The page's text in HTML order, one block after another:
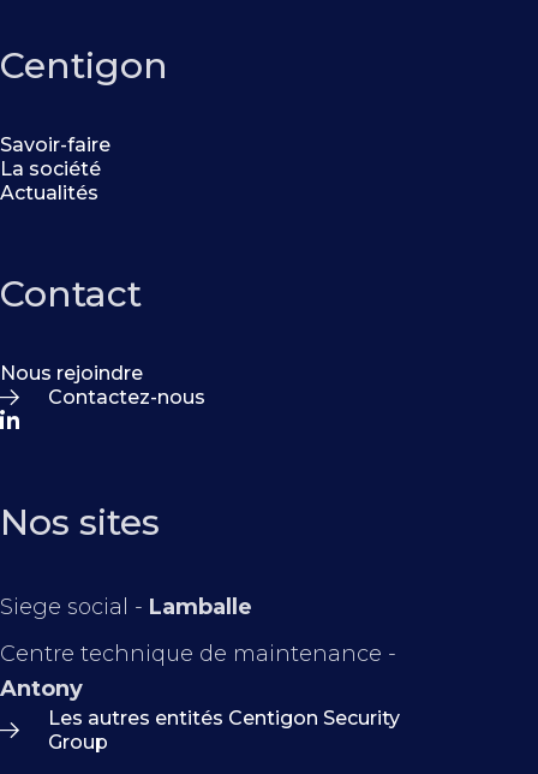
Centigon
Savoir-faire
La société
Actualités
Contact
Nous rejoindre
Contactez-nous
Nos sites
Siege social - Lamballe
Centre technique de maintenance -
Antony
Les autres entités Centigon Security
Group